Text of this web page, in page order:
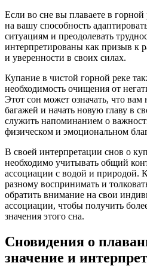
Если во сне вы плаваете в горной
на вашу способность
ситуациям и преодолевать
интерпретированы как призыв к
и уверенности в своих силах.
Купание в чистой горной реке
необходимость очищения от
Этот сон может означать, что вам
багажей и начать новую главу в
служить напоминанием о
физическом и эмоциональном
В своей интерпретации снов о
необходимо учитывать общий
ассоциации с водой и природой.
разному воспринимать и
обратить внимание на свои
ассоциации, чтобы получить
значения этого сна.
Сновидения о
значение и